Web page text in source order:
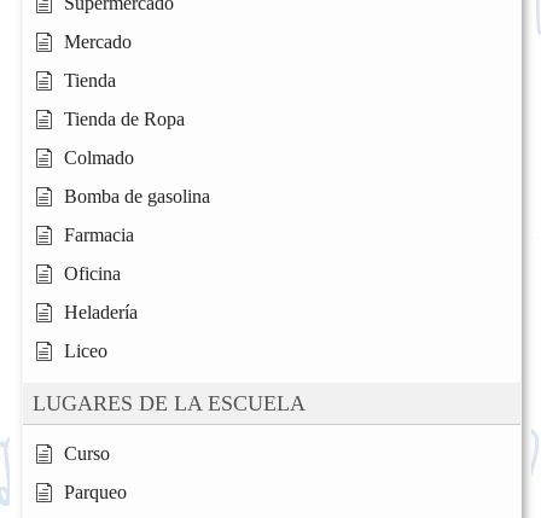
Mercado
Tienda
Tienda de Ropa
Colmado
Bomba de gasolina
Farmacia
Oficina
Heladería
Liceo
LUGARES DE LA ESCUELA
Curso
Parqueo